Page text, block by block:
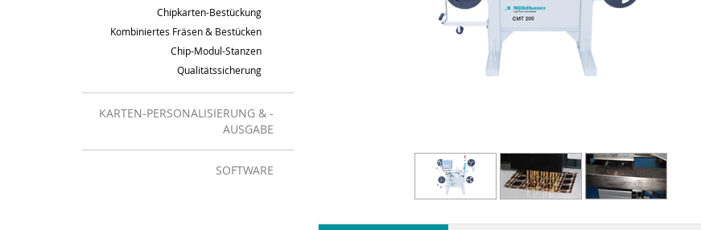
Chipkarten-Bestückung
Kombiniertes Fräsen & Bestücken
Chip-Modul-Stanzen
Qualitätssicherung
KARTEN-PERSONALISIERUNG & -
AUSGABE
SOFTWARE